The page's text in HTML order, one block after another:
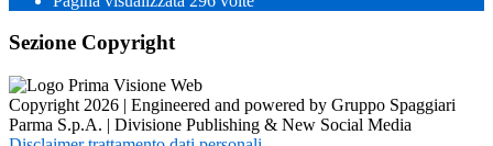
Sezione Copyright
Copyright 2026 | Engineered and powered by Gruppo Spaggiari
Parma S.p.A. | Divisione Publishing & New Social Media